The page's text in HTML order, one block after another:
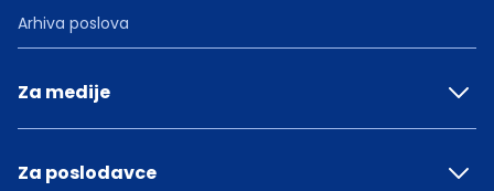
Arhiva poslova
Za medije
Za poslodavce